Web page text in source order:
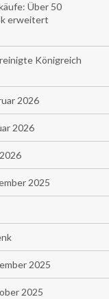
Über 50
erweitert
Königreich
2026
2026
2025
2025
2025